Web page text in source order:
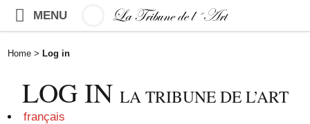
MENU
Home > Log in
LOG IN LA TRIBUNE DE L’ART
français